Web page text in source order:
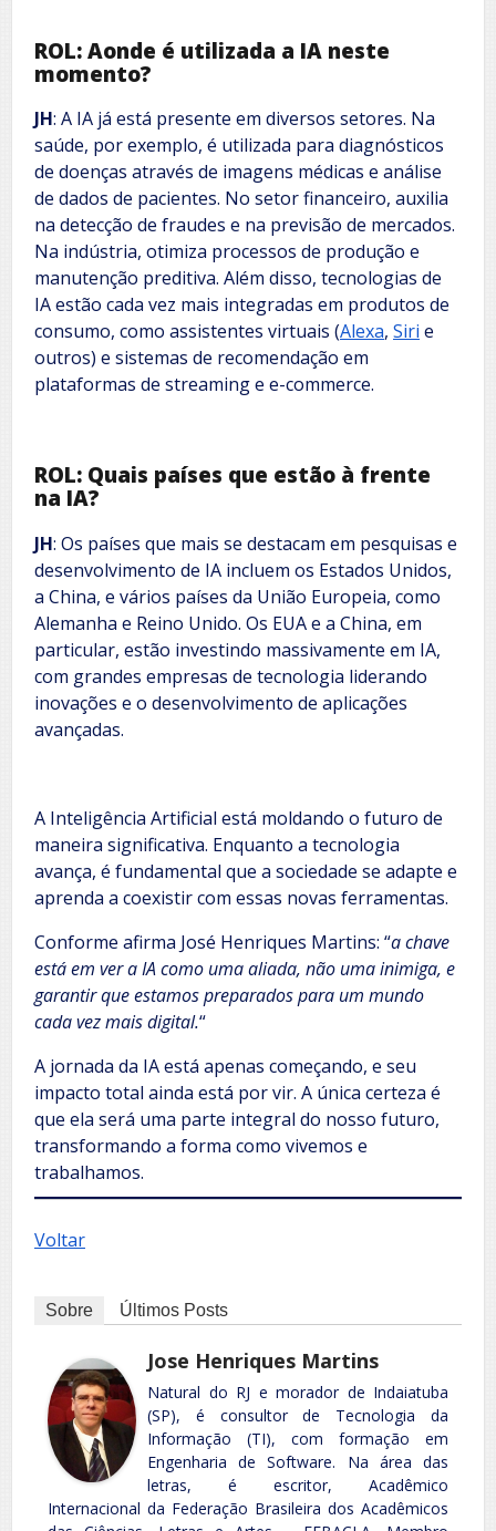
ROL: Aonde é utilizada a IA neste
momento?
JH: A IA já está presente em diversos setores. Na
saúde, por exemplo, é utilizada para diagnósticos
de doenças através de imagens médicas e análise
de dados de pacientes. No setor financeiro, auxilia
na detecção de fraudes e na previsão de mercados.
Na indústria, otimiza processos de produção e
manutenção preditiva. Além disso, tecnologias de
IA estão cada vez mais integradas em produtos de
consumo, como assistentes virtuais (Alexa, Siri e
outros) e sistemas de recomendação em
plataformas de streaming e e-commerce.
ROL: Quais países que estão à frente
na IA?
JH: Os países que mais se destacam em pesquisas e
desenvolvimento de IA incluem os Estados Unidos,
a China, e vários países da União Europeia, como
Alemanha e Reino Unido. Os EUA e a China, em
particular, estão investindo massivamente em IA,
com grandes empresas de tecnologia liderando
inovações e o desenvolvimento de aplicações
avançadas.
A Inteligência Artificial está moldando o futuro de
maneira significativa. Enquanto a tecnologia
avança, é fundamental que a sociedade se adapte e
aprenda a coexistir com essas novas ferramentas.
Conforme afirma José Henriques Martins: “a chave
está em ver a IA como uma aliada, não uma inimiga, e
garantir que estamos preparados para um mundo
cada vez mais digital.“
A jornada da IA está apenas começando, e seu
impacto total ainda está por vir. A única certeza é
que ela será uma parte integral do nosso futuro,
transformando a forma como vivemos e
trabalhamos.
Voltar
Sobre Últimos Posts
Jose Henriques Martins
Natural do RJ e morador de Indaiatuba
(SP), é consultor de Tecnologia da
Informação (TI), com formação em
Engenharia de Software. Na área das
letras, é escritor, Acadêmico
Internacional da Federação Brasileira dos Acadêmicos